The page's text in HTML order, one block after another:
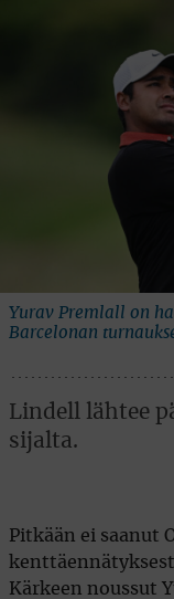
Yurav Premlall on
Barcelonan
Lindell lähtee
sijalta.
Pitkään ei saanut
Kärkeen noussut